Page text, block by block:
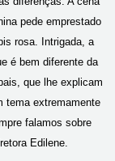
pede emprestado
rosa. Intrigada, a
é bem diferente da
que lhe explicam
tema extremamente
falamos sobre
Edilene.